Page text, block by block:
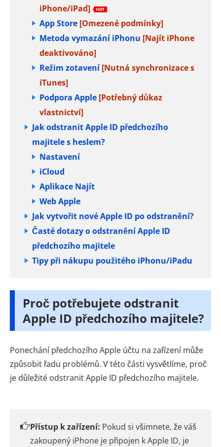
iPhone/iPad]
App Store [Omezené podmínky]
Metoda vymazání iPhonu [Najít iPhone
deaktivováno]
Režim zotavení[Nutná synchronizace s
iTunes]
Podpora Apple [Potřebný důkaz
vlastnictví]
Jak odstranit Apple ID předchozího
majitele s heslem?
Nastavení
iCloud
Aplikace Najít
Web Apple
Jak vytvořit nové Apple ID po odstranění?
Časté dotazy o odstranění Apple ID
předchozího majitele
Tipy při nákupu použitého iPhonu/iPadu
Proč potřebujete odstranit
Apple ID předchozího majitele?
Ponechání předchozího Apple účtu na zařízení může
způsobit řadu problémů. V této části vysvětlíme, proč
je důležité odstranit Apple ID předchozího majitele.
Přístup k zařízení: Pokud si všimnete, že váš
zakoupený iPhone je připojen k Apple ID, je